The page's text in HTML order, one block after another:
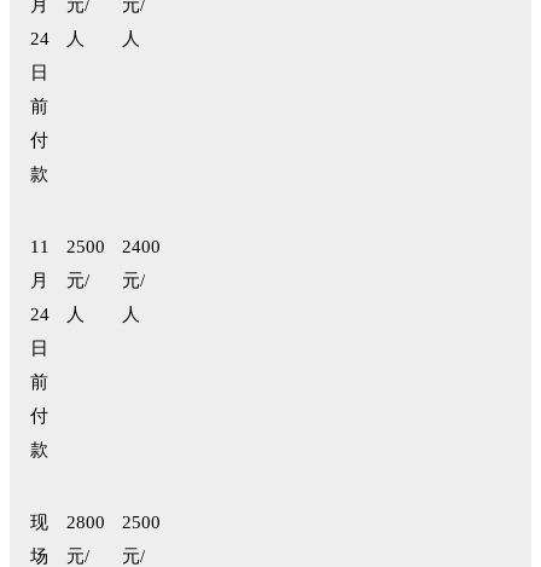
月
24
日
前
付
款
元/
人
元/
人
11
月
24
日
前
付
款
2500
元/
人
2400
元/
人
现
场
2800
元/
2500
元/